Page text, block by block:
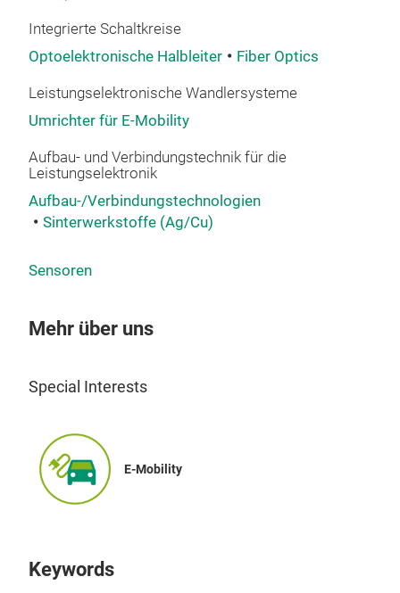
Integrierte Schaltkreise
Optoelektronische Halbleiter
Fiber Optics
Leistungselektronische Wandlersysteme
Umrichter für E-Mobility
Aufbau- und Verbindungstechnik für die
Leistungselektronik
Aufbau-/Verbindungstechnologien
Sinterwerkstoffe (Ag/Cu)
Sensoren
Mehr über uns
Special Interests
E-Mobility
Keywords